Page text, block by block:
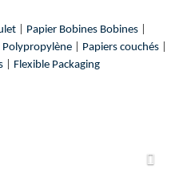
| Papier Bobines Bobines|
Polypropylène Papiers couchés
| Flexible Packaging